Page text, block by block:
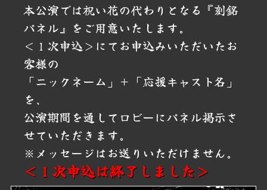
本公演では祝い花の代わりとなる『刻銘
パネル』をご用意いたします。
＜１次申込＞にてお申込みいただいたお
客様の
「ニックネーム」＋「応援キャスト名」
を、
公演期間を通してロビーにパネル掲示さ
せていただきます。
※メッセージはお送りいただけません。
＜１次申込は終了しました＞